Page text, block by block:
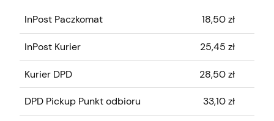
InPost Paczkomat 18,50 zł
InPost Kurier 25,45 zł
Kurier DPD 28,50 zł
DPD Pickup Punkt odbioru 33,10 zł